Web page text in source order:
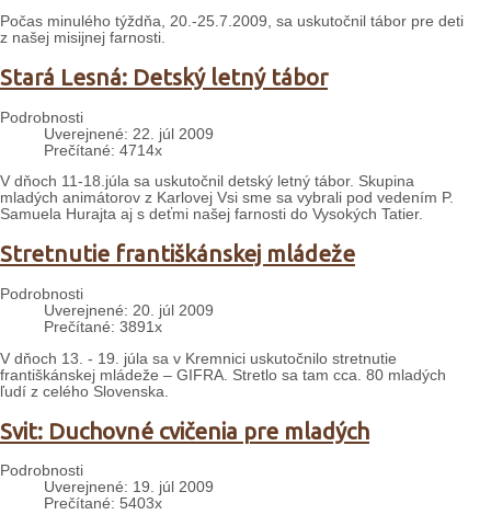
Počas minulého týždňa, 20.-25.7.2009, sa uskutočnil tábor pre deti
z našej misijnej farnosti.
Stará Lesná: Detský letný tábor
Podrobnosti
Uverejnené: 22. júl 2009
Prečítané: 4714x
V dňoch 11-18.júla sa uskutočnil detský letný tábor. Skupina
mladých animátorov z Karlovej Vsi sme sa vybrali pod vedením P.
Samuela Hurajta aj s deťmi našej farnosti do Vysokých Tatier.
Stretnutie františkánskej mládeže
Podrobnosti
Uverejnené: 20. júl 2009
Prečítané: 3891x
V dňoch 13. - 19. júla sa v Kremnici uskutočnilo stretnutie
františkánskej mládeže – GIFRA. Stretlo sa tam cca. 80 mladých
ľudí z celého Slovenska.
Svit: Duchovné cvičenia pre mladých
Podrobnosti
Uverejnené: 19. júl 2009
Prečítané: 5403x